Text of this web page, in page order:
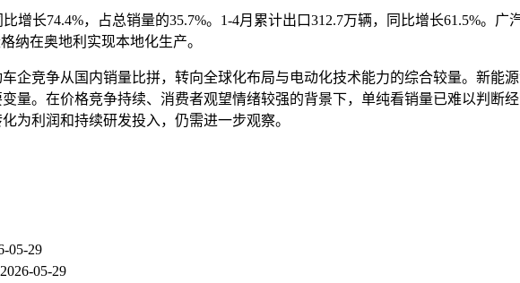
增长74.4%，占总销量的35.7%。1-4月累计出口312.7万辆，同比增长61.5%。广
纳在奥地利实现本地化生产。
企竞争从国内销量比拼，转向全球化布局与电动化技术能力的综合较量。新能
量。在价格竞争持续、消费者观望情绪较强的背景下，单纯看销量已难以判断
为利润和持续研发投入，仍需进一步观察。
05-29
2026-05-29